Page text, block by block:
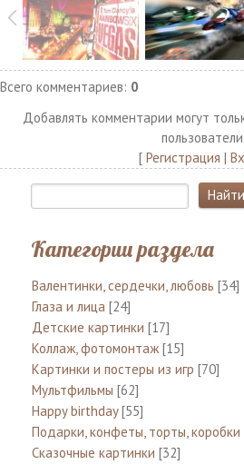
Всего комментариев: 0
Добавлять комментарии могут
пользователи.
[ Регистрация |
Категории раздела
Валентинки, сердечки, любовь [34]
Глаза и лица [24]
Детские картинки [17]
Коллаж, фотомонтаж [15]
Картинки и постеры из игр [70]
Мультфильмы [62]
Happy birthday [55]
Подарки, конфеты, торты, коробки
Сказочные картинки [32]